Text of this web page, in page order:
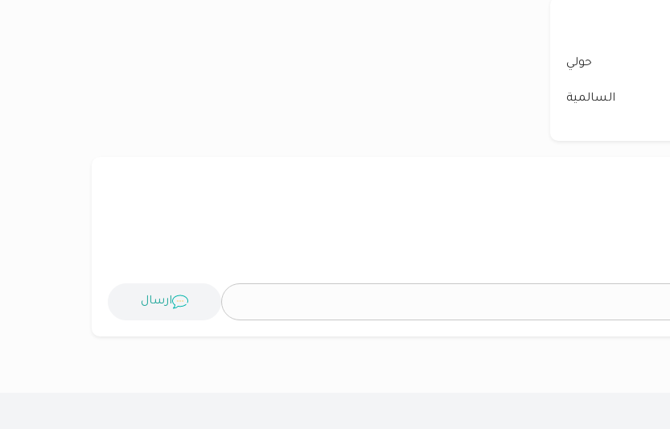
حولي
السالمية
ارسال